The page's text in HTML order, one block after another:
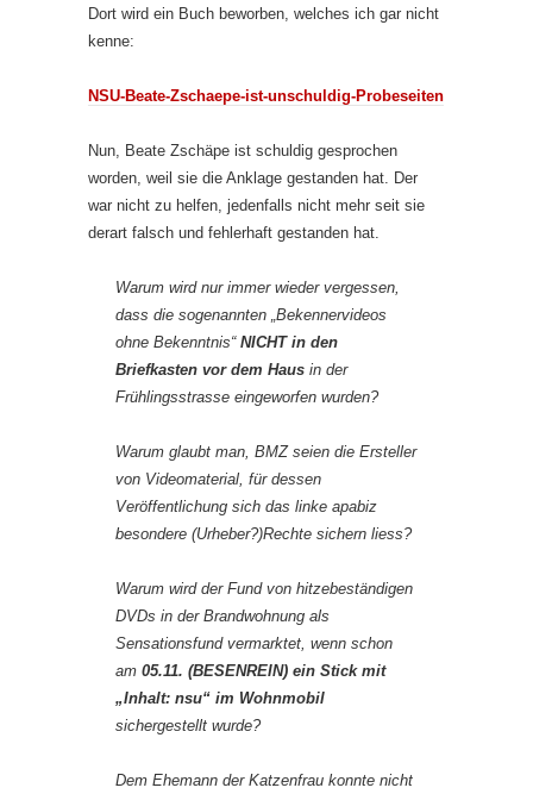
Dort wird ein Buch beworben, welches ich gar nicht
kenne:
NSU-Beate-Zschaepe-ist-unschuldig-Probeseiten
Nun, Beate Zschäpe ist schuldig gesprochen
worden, weil sie die Anklage gestanden hat. Der
war nicht zu helfen, jedenfalls nicht mehr seit sie
derart falsch und fehlerhaft gestanden hat.
Warum wird nur immer wieder vergessen,
dass die sogenannten „Bekennervideos
ohne Bekenntnis“ NICHT in den
Briefkasten vor dem Haus in der
Frühlingsstrasse eingeworfen wurden?
Warum glaubt man, BMZ seien die Ersteller
von Videomaterial, für dessen
Veröffentlichung sich das linke apabiz
besondere (Urheber?)Rechte sichern liess?
Warum wird der Fund von hitzebeständigen
DVDs in der Brandwohnung als
Sensationsfund vermarktet, wenn schon
am 05.11. (BESENREIN) ein Stick mit
„Inhalt: nsu“ im Wohnmobil
sichergestellt wurde?
Dem Ehemann der Katzenfrau konnte nicht